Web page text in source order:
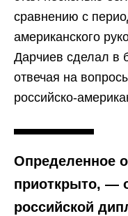
сравнению с
американского
Дарчиев сделал в
отвечая на
российско-
Определенное
приоткрыто, —
российской